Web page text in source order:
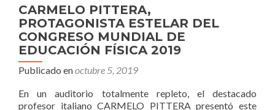
CARMELO PITTERA,
PROTAGONISTA ESTELAR DEL
CONGRESO MUNDIAL DE
EDUCACIÓN FÍSICA 2019
Publicado enoctubre 5, 2019
En un auditorio totalmente repleto, el destacado
profesor italiano CARMELO PITTERA presentó este